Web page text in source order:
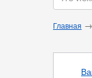
Главная